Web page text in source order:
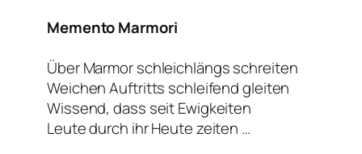
Memento Marmori
Über Marmor schleichlängs schreiten
Weichen Auftritts schleifend gleiten
Wissend, dass seit Ewigkeiten
Leute durch ihr Heute zeiten …